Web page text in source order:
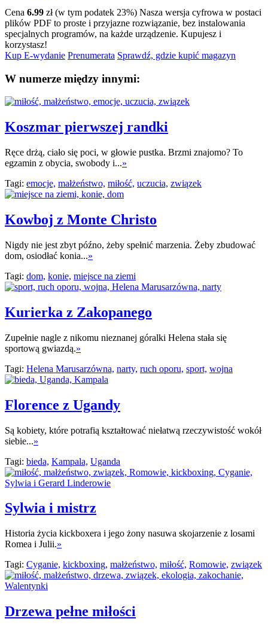
Cena 6.99 zł (w tym podatek 23%) Nasza wersja cyfrowa w postaci
plików PDF to proste i przyjazne rozwiązanie, bez instalowania
specjalnych programów, na każde urządzenie. Kupujesz i
korzystasz!
Kup E-wydanie Prenumerata Sprawdź, gdzie kupić magazyn
W numerze między innymi:
Koszmar pierwszej randki
Ręce drżą, ciało się poci, w głowie pustka. Brzmi znajomo? To
egzamin z obycia, swobody i...»
Tagi: emocje, małżeństwo, miłość, uczucia, związek
Kowboj z Monte Christo
Nigdy nie jest zbyt późno, żeby spełnić marzenia. Żeby zbudować
dom, osiodłać konia...»
Tagi: dom, konie, miejsce na ziemi
Kurierka z Zakopanego
Zupełnie nagle z nikomu nieznanej góralki Helena stała się
sportową gwiazdą.»
Tagi: Helena Marusarzówna, narty, ruch oporu, sport, wojna
Florence z Ugandy
Są kobiety, które potrafią kształtować niełatwą rzeczywistość wokół
siebie...»
Tagi: bieda, Kampala, Uganda
Sylwia i mistrz
Historia życia kickboxera i jego żony nasuwa skojarzenie z losami
Romea i Julii.»
Tagi: Cyganie, kickboxing, małżeństwo, miłość, Romowie, związek
Drzewa pełne miłości